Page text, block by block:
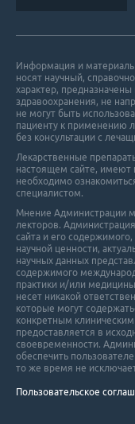
Информация и
носят научный,
характер,
здравоохранения, не
не могут быть
пациенту к применению
без консультации с
Лекарственные
настоящем сайте, имеют
необходимо
специалистом.
Мнение Администрации
лекторов.
cайта и его
научной ценности,
научных данных
содержимого
практики и/или медицины
несет никакой
которые могут
конкретным
предоставляется в
своевременности.
обеспечить
то же время не
Пользовательское